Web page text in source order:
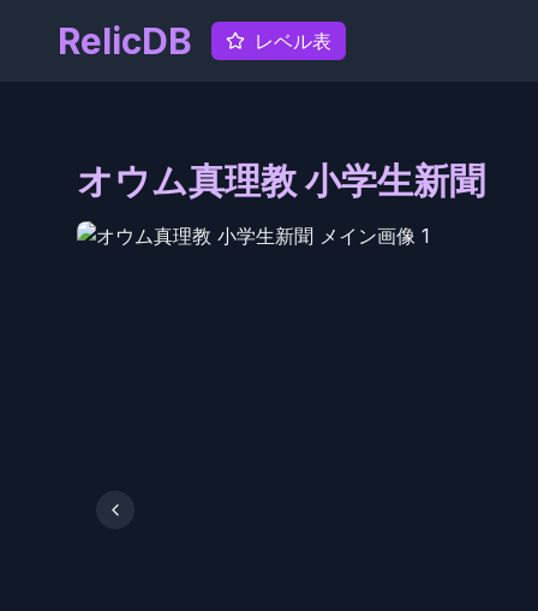
RelicDB レベル表
オウム真理教 小学生新聞